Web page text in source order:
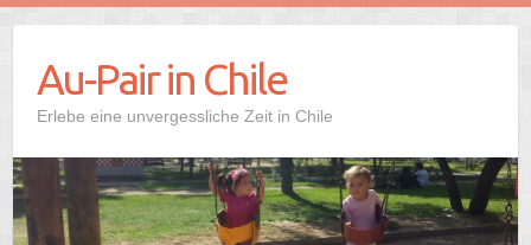
Au-Pair in Chile
Erlebe eine unvergessliche Zeit in Chile